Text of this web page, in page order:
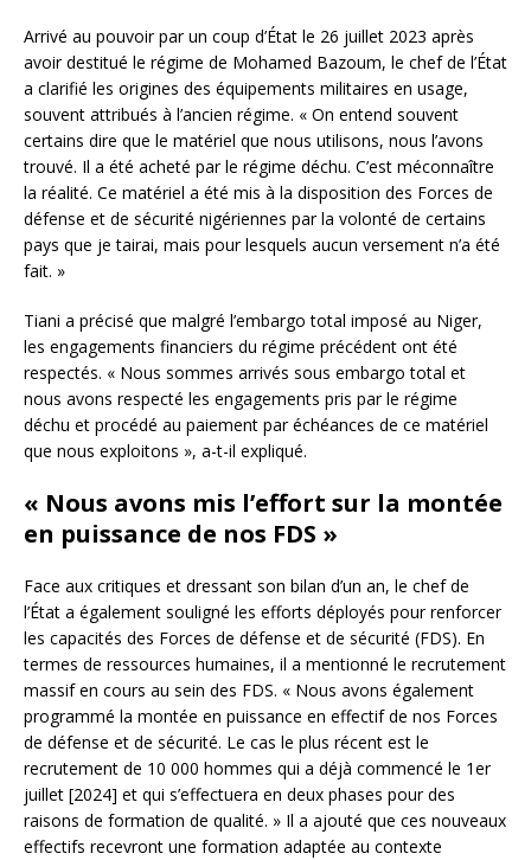
Arrivé au pouvoir par un coup d’État le 26 juillet 2023 après
avoir destitué le régime de Mohamed Bazoum, le chef de l’État
a clarifié les origines des équipements militaires en usage,
souvent attribués à l’ancien régime. « On entend souvent
certains dire que le matériel que nous utilisons, nous l’avons
trouvé. Il a été acheté par le régime déchu. C’est méconnaître
la réalité. Ce matériel a été mis à la disposition des Forces de
défense et de sécurité nigériennes par la volonté de certains
pays que je tairai, mais pour lesquels aucun versement n’a été
fait. »
Tiani a précisé que malgré l’embargo total imposé au Niger,
les engagements financiers du régime précédent ont été
respectés. « Nous sommes arrivés sous embargo total et
nous avons respecté les engagements pris par le régime
déchu et procédé au paiement par échéances de ce matériel
que nous exploitons », a-t-il expliqué.
« Nous avons mis l’effort sur la montée
en puissance de nos FDS »
Face aux critiques et dressant son bilan d’un an, le chef de
l’État a également souligné les efforts déployés pour renforcer
les capacités des Forces de défense et de sécurité (FDS). En
termes de ressources humaines, il a mentionné le recrutement
massif en cours au sein des FDS. « Nous avons également
programmé la montée en puissance en effectif de nos Forces
de défense et de sécurité. Le cas le plus récent est le
recrutement de 10 000 hommes qui a déjà commencé le 1er
juillet [2024] et qui s’effectuera en deux phases pour des
raisons de formation de qualité. » Il a ajouté que ces nouveaux
effectifs recevront une formation adaptée au contexte